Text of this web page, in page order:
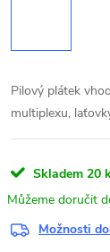
Pilový plátek
multiplexu,
Skladem 20
Možnosti